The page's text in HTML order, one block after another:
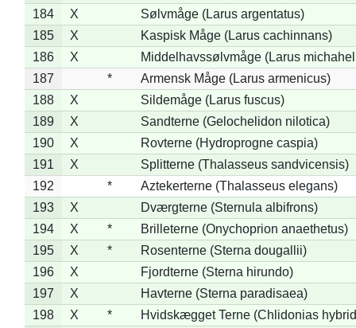
184
X
Sølvmåge (Larus argentatus)
185
X
Kaspisk Måge (Larus cachinnans)
186
X
Middelhavssølvmåge (Larus
187
*
Armensk Måge (Larus armenicus)
188
X
Sildemåge (Larus fuscus)
189
X
Sandterne (Gelochelidon nilotica)
190
X
Rovterne (Hydroprogne caspia)
191
X
Splitterne (Thalasseus sandvicensis)
192
*
Aztekerterne (Thalasseus elegans)
193
X
Dværgterne (Sternula albifrons)
194
X *
Brilleterne (Onychoprion anaethetus)
195
X *
Rosenterne (Sterna dougallii)
196
X
Fjordterne (Sterna hirundo)
197
X
Havterne (Sterna paradisaea)
198
X *
Hvidskægget Terne (Chlidonias